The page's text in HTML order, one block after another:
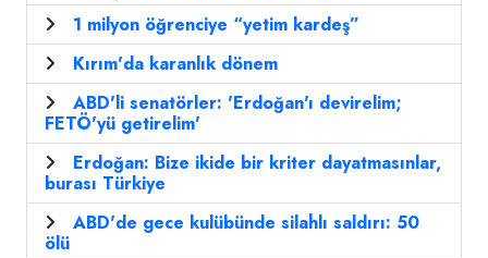
1 milyon öğrenciye “yetim kardeş”
Kırım'da karanlık dönem
ABD'li senatörler: 'Erdoğan'ı devirelim;
FETÖ'yü getirelim'
Erdoğan: Bize ikide bir kriter dayatmasınlar,
burası Türkiye
ABD'de gece kulübünde silahlı saldırı: 50
ölü